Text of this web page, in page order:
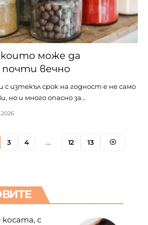
може да
вечно
изтекъл срок на годност е не само
но и много опасно за…
3 4 … 12 13
косата, с